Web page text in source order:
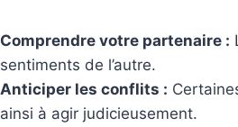
Comprendre votre partenaire :
sentiments de l’autre.
Anticiper les conflits :
ainsi à agir judicieusement.